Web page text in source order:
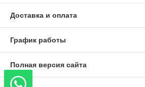
Доставка и оплата
График работы
Полная версия сайта